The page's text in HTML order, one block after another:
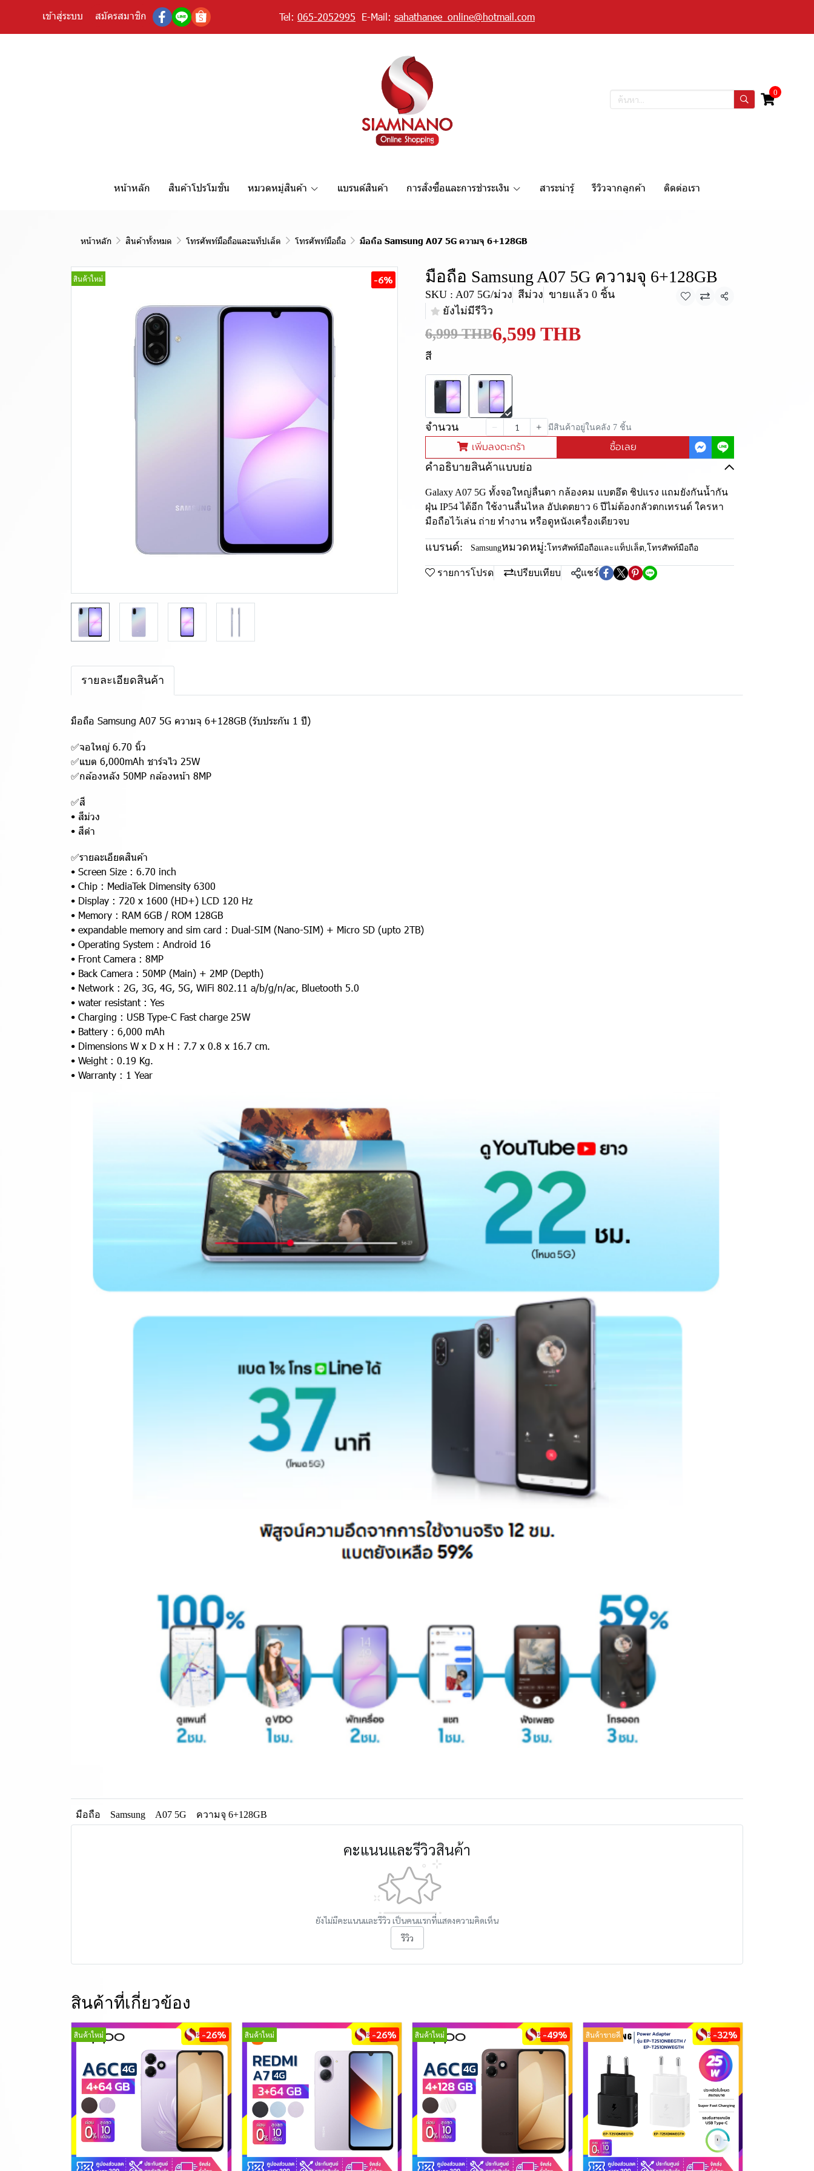
เข้าสู่ระบบ สมัครสมาชิก Tel: 065-2052995 E-Mail: sahathanee_online@hotmail.com
0
หน้าหลัก สินค้าโปรโมชั่น หมวดหมู่สินค้า แบรนด์สินค้า การสั่งซื้อและการชำระเงิน สาระน่ารู้ รีวิวจากลูกค้า ติดต่อเรา
หน้าหลัก สินค้าทั้งหมด โทรศัพท์มือถือและแท็ปเล็ต โทรศัพท์มือถือ มือถือ Samsung A07 5G ความจุ 6+128GB
สินค้าใหม่ -6% มือถือ Samsung A07 5G ความจุ 6+128GB
SKU : A07 5G/ม่วง สีม่วง ขายแล้ว 0 ชิ้น
ยังไม่มีรีวิว
แชร์
6,999 THB6,599 THB
สี
จำนวน มีสินค้าอยู่ในคลัง 7 ชิ้น
เพิ่มลงตะกร้า ซื้อเลย
คำอธิบายสินค้าแบบย่อ
Galaxy A07 5G ทั้งจอใหญ่ลื่นตา กล้องคม แบตอึด ชิปแรง แถมยังกันน้ำกัน
ฝุ่น IP54 ได้อีก ใช้งานลื่นไหล อัปเดตยาว 6 ปีไม่ต้องกลัวตกเทรนด์ ใครหา
มือถือไว้เล่น ถ่าย ทำงาน หรือดูหนังเครื่องเดียวจบ
แบรนด์: Samsungหมวดหมู่: โทรศัพท์มือถือและแท็ปเล็ต, โทรศัพท์มือถือ
รายการโปรด เปรียบเทียบ แชร์
รายละเอียดสินค้า
มือถือ Samsung A07 5G ความจุ 6+128GB (รับประกัน 1 ปี)
✅จอใหญ่ 6.70 นิ้ว
✅แบต 6,000mAh ชาร์จไว 25W
✅กล้องหลัง 50MP กล้องหน้า 8MP
✅สี
• สีม่วง
• สีดำ
✅รายละเอียดสินค้า
• Screen Size : 6.70 inch
• Chip : MediaTek Dimensity 6300
• Display : 720 x 1600 (HD+) LCD 120 Hz
• Memory : RAM 6GB / ROM 128GB
• expandable memory and sim card : Dual-SIM (Nano-SIM) + Micro SD (upto 2TB)
• Operating System : Android 16
• Front Camera : 8MP
• Back Camera : 50MP (Main) + 2MP (Depth)
• Network : 2G, 3G, 4G, 5G, WiFi 802.11 a/b/g/n/ac, Bluetooth 5.0
• water resistant : Yes
• Charging : USB Type-C Fast charge 25W
• Battery : 6,000 mAh
• Dimensions W x D x H : 7.7 x 0.8 x 16.7 cm.
• Weight : 0.19 Kg.
• Warranty : 1 Year
มือถือ Samsung A07 5G ความจุ 6+128GB
คะแนนและรีวิวสินค้า
ยังไม่มีคะแนนและรีวิว เป็นคนแรกที่แสดงความคิดเห็น
รีวิว
สินค้าที่เกี่ยวข้อง
สินค้าใหม่ -26% สินค้าใหม่ -26% สินค้าใหม่ -49% สินค้าขายดี -32%